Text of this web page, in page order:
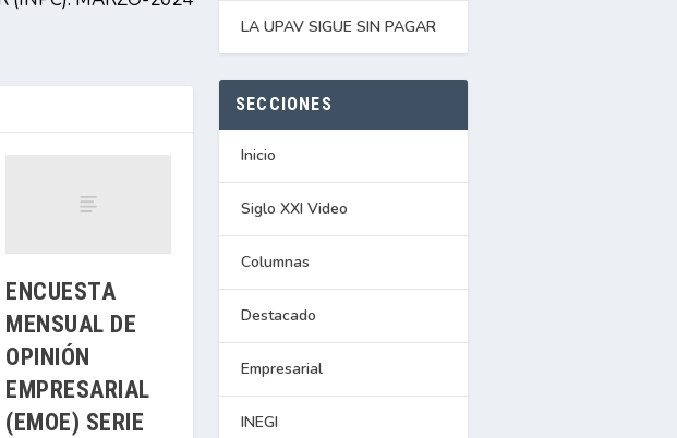
ENCUESTA
MENSUAL DE
OPINIÓN
EMPRESARIAL
(EMOE) SERIE
LA UPAV SIGUE SIN PAGAR
SECCIONES
Inicio
Siglo XXI Video
Columnas
Destacado
Empresarial
INEGI